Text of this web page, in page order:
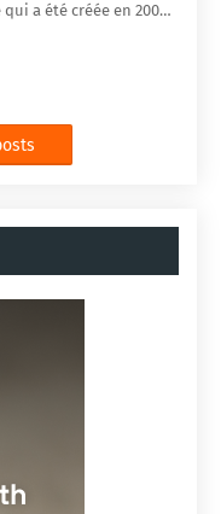
a été créée en 200…